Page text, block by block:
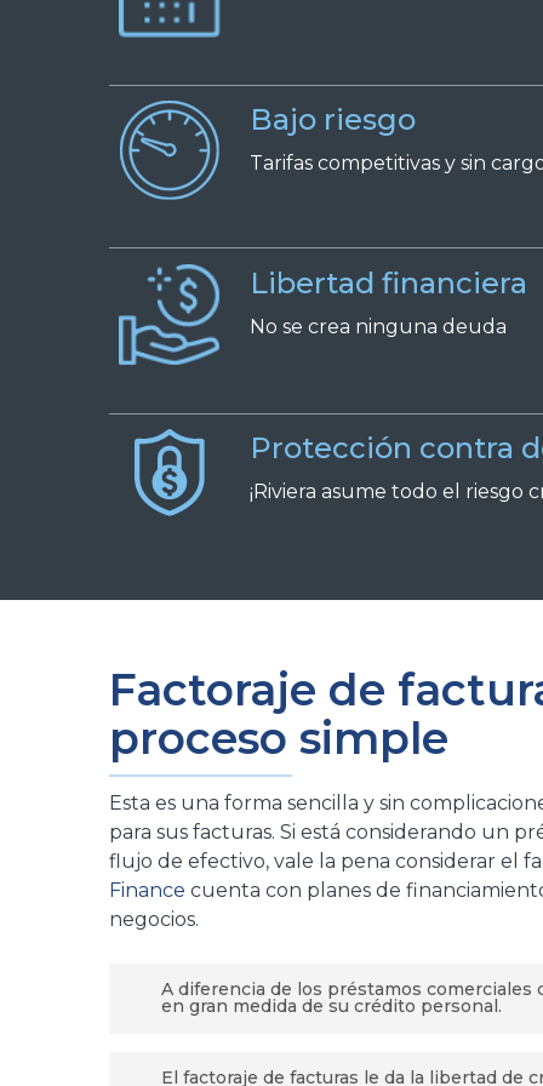
Bajo riesgo
Tarifas competitivas y sin
Libertad financiera
No se crea ninguna deuda
Protección contra
¡Riviera asume todo el riesgo
Factoraje de
proceso simple
Esta es una forma sencilla y sin
para sus facturas. Si está considerando un
flujo de efectivo, vale la pena considerar el
Finance cuenta con planes de
negocios.
A diferencia de los préstamos
en gran medida de su crédito personal.
El factoraje de facturas le da la libertad de